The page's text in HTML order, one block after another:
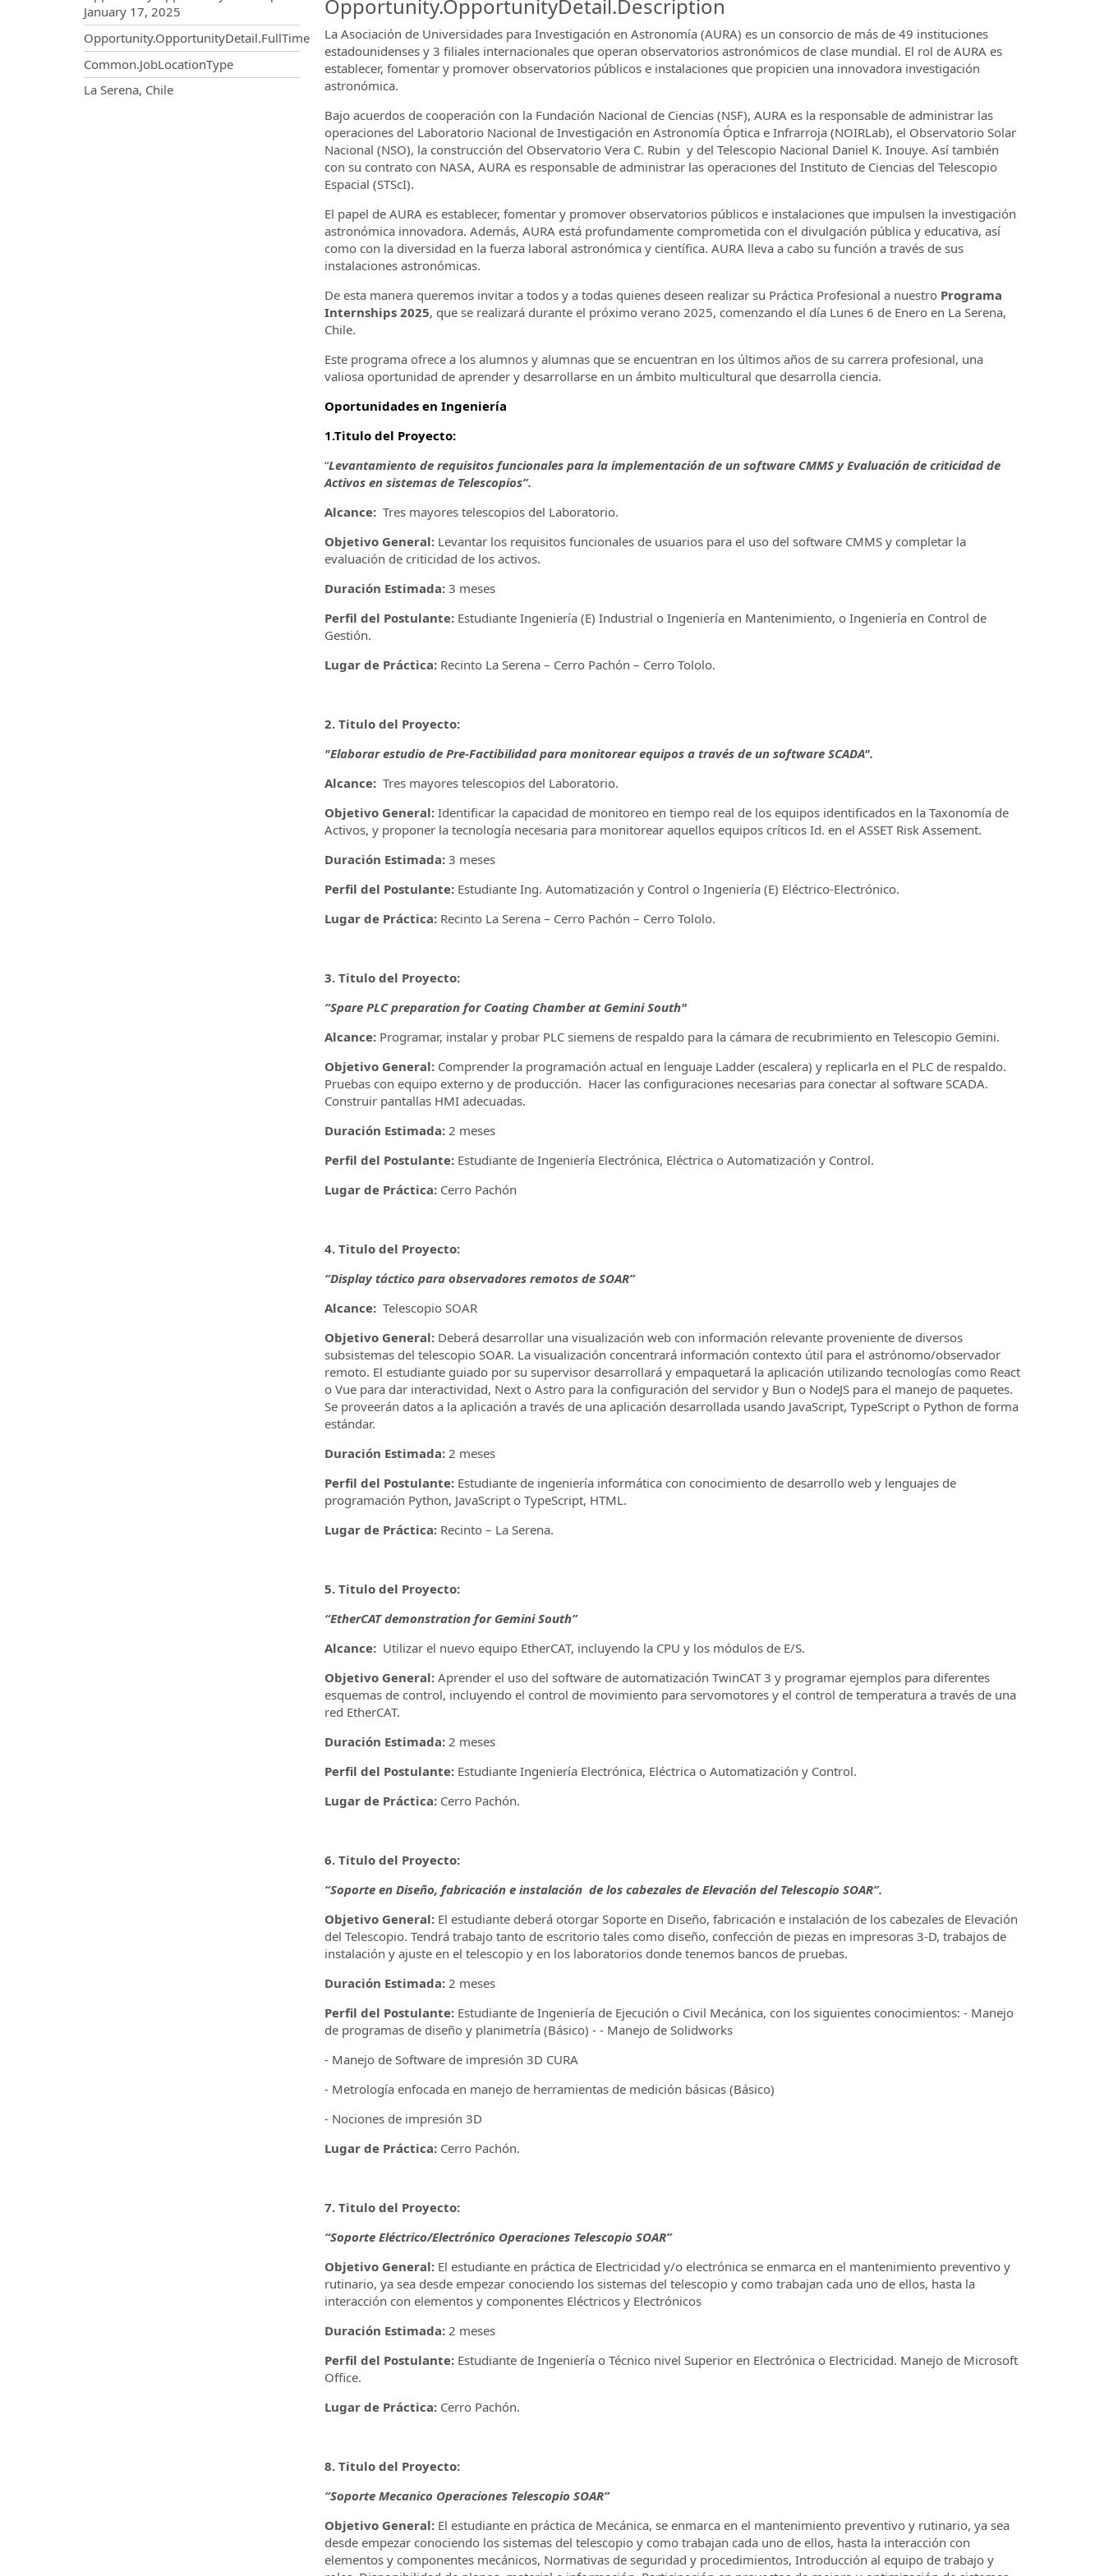
January 17, 2025
Opportunity.OpportunityDetail.FullTime
Common.JobLocationType
OpportunityDetail.CompanyInformation.Locations
La Serena, Chile
Opportunity.OpportunityDetail.Description
La Asociación de Universidades para Investigación en Astronomía (AURA) es un consorcio de más de 49 instituciones
estadounidenses y 3 filiales internacionales que operan observatorios astronómicos de clase mundial. El rol de AURA es
establecer, fomentar y promover observatorios públicos e instalaciones que propicien una innovadora investigación
astronómica.
Bajo acuerdos de cooperación con la Fundación Nacional de Ciencias (NSF), AURA es la responsable de administrar las
operaciones del Laboratorio Nacional de Investigación en Astronomía Óptica e Infrarroja (NOIRLab), el Observatorio Solar
Nacional (NSO), la construcción del Observatorio Vera C. Rubin y del Telescopio Nacional Daniel K. Inouye. Así también
con su contrato con NASA, AURA es responsable de administrar las operaciones del Instituto de Ciencias del Telescopio
Espacial (STScI).
El papel de AURA es establecer, fomentar y promover observatorios públicos e instalaciones que impulsen la investigación
astronómica innovadora. Además, AURA está profundamente comprometida con el divulgación pública y educativa, así
como con la diversidad en la fuerza laboral astronómica y científica. AURA lleva a cabo su función a través de sus
instalaciones astronómicas.
De esta manera queremos invitar a todos y a todas quienes deseen realizar su Práctica Profesional a nuestro Programa
Internships 2025, que se realizará durante el próximo verano 2025, comenzando el día Lunes 6 de Enero en La Serena,
Chile.
Este programa ofrece a los alumnos y alumnas que se encuentran en los últimos años de su carrera profesional, una
valiosa oportunidad de aprender y desarrollarse en un ámbito multicultural que desarrolla ciencia.
Oportunidades en Ingeniería
1.Titulo del Proyecto:
“Levantamiento de requisitos funcionales para la implementación de un software CMMS y Evaluación de criticidad de
Activos en sistemas de Telescopios”.
Alcance:Tres mayores telescopios del Laboratorio.
Objetivo General:Levantar los requisitos funcionales de usuarios para el uso del software CMMS y completar la
evaluación de criticidad de los activos.
Duración Estimada:3 meses
Perfil del Postulante:Estudiante Ingeniería (E) Industrial o Ingeniería en Mantenimiento, o Ingeniería en Control de
Gestión.
Lugar de Práctica:Recinto La Serena – Cerro Pachón – Cerro Tololo.
2. Titulo del Proyecto:
"Elaborar estudio de Pre-Factibilidad para monitorear equipos a través de un software SCADA".
Alcance:Tres mayores telescopios del Laboratorio.
Objetivo General:Identificar la capacidad de monitoreo en tiempo real de los equipos identificados en la Taxonomía de
Activos, y proponer la tecnología necesaria para monitorear aquellos equipos críticos Id. en el ASSET Risk Assement.
Duración Estimada:3 meses
Perfil del Postulante:Estudiante Ing. Automatización y Control o Ingeniería (E) Eléctrico-Electrónico.
Lugar de Práctica:Recinto La Serena – Cerro Pachón – Cerro Tololo.
3. Titulo del Proyecto:
“Spare PLC preparation for Coating Chamber at Gemini South"
Alcance: Programar, instalar y probar PLC siemens de respaldo para la cámara de recubrimiento en Telescopio Gemini.
Objetivo General: Comprender la programación actual en lenguaje Ladder (escalera) y replicarla en el PLC de respaldo.
Pruebas con equipo externo y de producción. Hacer las configuraciones necesarias para conectar al software SCADA.
Construir pantallas HMI adecuadas.
Duración Estimada:2 meses
Perfil del Postulante:Estudiante de Ingeniería Electrónica, Eléctrica o Automatización y Control.
Lugar de Práctica:Cerro Pachón
4. Titulo del Proyecto:
“Display táctico para observadores remotos de SOAR”
Alcance:Telescopio SOAR
Objetivo General:Deberá desarrollar una visualización web con información relevante proveniente de diversos
subsistemas del telescopio SOAR. La visualización concentrará información contexto útil para el astrónomo/observador
remoto. El estudiante guiado por su supervisor desarrollará y empaquetará la aplicación utilizando tecnologías como React
o Vue para dar interactividad, Next o Astro para la configuración del servidor y Bun o NodeJS para el manejo de paquetes.
Se proveerán datos a la aplicación a través de una aplicación desarrollada usando JavaScript, TypeScript o Python de forma
estándar.
Duración Estimada:2 meses
Perfil del Postulante:Estudiante de ingeniería informática con conocimiento de desarrollo web y lenguajes de
programación Python, JavaScript o TypeScript, HTML.
Lugar de Práctica:Recinto – La Serena.
5. Titulo del Proyecto:
“EtherCAT demonstration for Gemini South”
Alcance:Utilizar el nuevo equipo EtherCAT, incluyendo la CPU y los módulos de E/S.
Objetivo General:Aprender el uso del software de automatización TwinCAT 3 y programar ejemplos para diferentes
esquemas de control, incluyendo el control de movimiento para servomotores y el control de temperatura a través de una
red EtherCAT.
Duración Estimada:2 meses
Perfil del Postulante:Estudiante Ingeniería Electrónica, Eléctrica o Automatización y Control.
Lugar de Práctica:Cerro Pachón.
6. Titulo del Proyecto:
“Soporte en Diseño, fabricación e instalación de los cabezales de Elevación del Telescopio SOAR”.
Objetivo General:El estudiante deberá otorgar Soporte en Diseño, fabricación e instalación de los cabezales de Elevación
del Telescopio. Tendrá trabajo tanto de escritorio tales como diseño, confección de piezas en impresoras 3-D, trabajos de
instalación y ajuste en el telescopio y en los laboratorios donde tenemos bancos de pruebas.
Duración Estimada:2 meses
Perfil del Postulante:Estudiante de Ingeniería de Ejecución o Civil Mecánica, con los siguientes conocimientos: - Manejo
de programas de diseño y planimetría (Básico) - - Manejo de Solidworks
- Manejo de Software de impresión 3D CURA
- Metrología enfocada en manejo de herramientas de medición básicas (Básico)
- Nociones de impresión 3D
Lugar de Práctica:Cerro Pachón.
7. Titulo del Proyecto:
“Soporte Eléctrico/Electrónico Operaciones Telescopio SOAR”
Objetivo General:El estudiante en práctica de Electricidad y/o electrónica se enmarca en el mantenimiento preventivo y
rutinario, ya sea desde empezar conociendo los sistemas del telescopio y como trabajan cada uno de ellos, hasta la
interacción con elementos y componentes Eléctricos y Electrónicos
Duración Estimada:2 meses
Perfil del Postulante:Estudiante de Ingeniería o Técnico nivel Superior en Electrónica o Electricidad. Manejo de Microsoft
Office.
Lugar de Práctica:Cerro Pachón.
8. Titulo del Proyecto:
“Soporte Mecanico Operaciones Telescopio SOAR”
Objetivo General:El estudiante en práctica de Mecánica, se enmarca en el mantenimiento preventivo y rutinario, ya sea
desde empezar conociendo los sistemas del telescopio y como trabajan cada uno de ellos, hasta la interacción con
elementos y componentes mecánicos, Normativas de seguridad y procedimientos, Introducción al equipo de trabajo y